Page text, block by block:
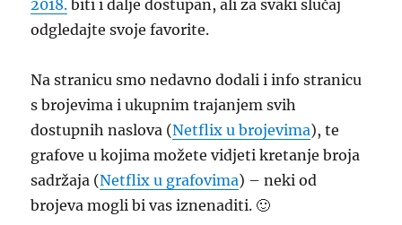
2018. biti i dalje dostupan, ali za svaki slučaj
odgledajte svoje favorite.
Na stranicu smo nedavno dodali i info stranicu
s brojevima i ukupnim trajanjem svih
dostupnih naslova (Netflix u brojevima), te
grafove u kojima možete vidjeti kretanje broja
sadržaja (Netflix u grafovima) – neki od
brojeva mogli bi vas iznenaditi. 🙂